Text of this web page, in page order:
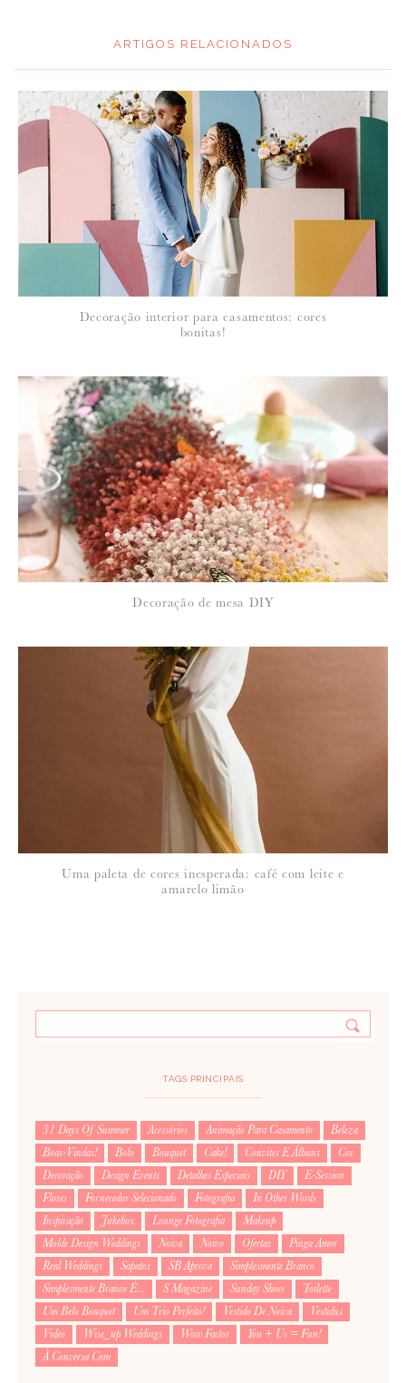
NOME
Para saber como tratamos e protegemos os seus dados, leia a nossa
política de privacidade
21 de Abril de 2011
MARGARIDA
ai os sapatos… :-)))
ARTIGOS RELACIONADOS
Decoração interior para casamentos: cores
bonitas!
Decoração de mesa DIY
Uma paleta de cores inesperada: café com leite e
amarelo limão
TAGS PRINCIPAIS
31 Days Of Summer Acessórios Animação Para Casamento
Beleza
Boas-Vindas!
Bolo Bouquet Cake! Convites E Álbuns
Cor
Decoração
Design Events Detalhes Especiais DIY
E-Session
Flores
Fornecedor Selecionado Fotografia
In Other Words
Inspiração
Jukebox Lounge Fotografia
Makeup
Molde Design Weddings
Noiva Noivo Ofertas
Pinga Amor
Real Weddings
Sapatos SB Aprova
Simplesmente Branco
Simplesmente Branco É...
S Magazine Sunday Shoes
Toilette
Um Belo Bouquet
Um Trio Perfeito! Vestido De Noiva
Vestidus
Video
Wise_up Weddings Wow Factor
You + Us = Fun!
À Conversa Com